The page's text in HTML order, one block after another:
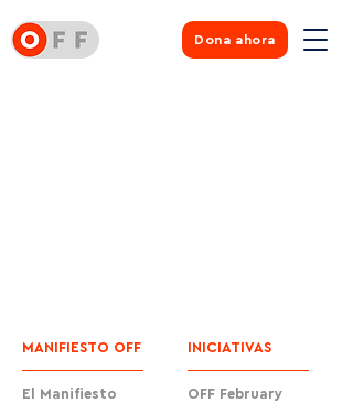
Dona ahora
MANIFIESTO OFF
El Manifiesto
INICIATIVAS
OFF February